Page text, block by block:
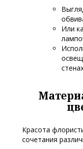
Или
Красота
сочетания